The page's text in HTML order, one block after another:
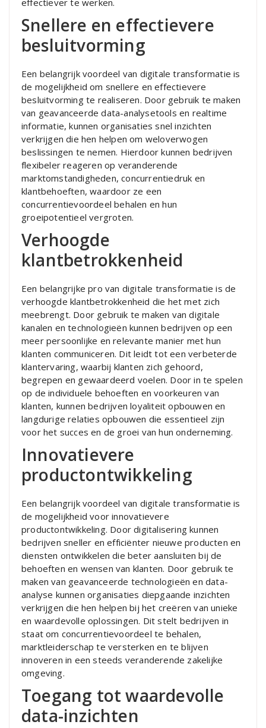
effectiever te werken.
Snellere en effectievere
besluitvorming
Een belangrijk voordeel van digitale transformatie is
de mogelijkheid om snellere en effectievere
besluitvorming te realiseren. Door gebruik te maken
van geavanceerde data-analysetools en realtime
informatie, kunnen organisaties snel inzichten
verkrijgen die hen helpen om weloverwogen
beslissingen te nemen. Hierdoor kunnen bedrijven
flexibeler reageren op veranderende
marktomstandigheden, concurrentiedruk en
klantbehoeften, waardoor ze een
concurrentievoordeel behalen en hun
groeipotentieel vergroten.
Verhoogde
klantbetrokkenheid
Een belangrijke pro van digitale transformatie is de
verhoogde klantbetrokkenheid die het met zich
meebrengt. Door gebruik te maken van digitale
kanalen en technologieën kunnen bedrijven op een
meer persoonlijke en relevante manier met hun
klanten communiceren. Dit leidt tot een verbeterde
klantervaring, waarbij klanten zich gehoord,
begrepen en gewaardeerd voelen. Door in te spelen
op de individuele behoeften en voorkeuren van
klanten, kunnen bedrijven loyaliteit opbouwen en
langdurige relaties opbouwen die essentieel zijn
voor het succes en de groei van hun onderneming.
Innovatievere
productontwikkeling
Een belangrijk voordeel van digitale transformatie is
de mogelijkheid voor innovatievere
productontwikkeling. Door digitalisering kunnen
bedrijven sneller en efficiënter nieuwe producten en
diensten ontwikkelen die beter aansluiten bij de
behoeften en wensen van klanten. Door gebruik te
maken van geavanceerde technologieën en data-
analyse kunnen organisaties diepgaande inzichten
verkrijgen die hen helpen bij het creëren van unieke
en waardevolle oplossingen. Dit stelt bedrijven in
staat om concurrentievoordeel te behalen,
marktleiderschap te versterken en te blijven
innoveren in een steeds veranderende zakelijke
omgeving.
Toegang tot waardevolle
data-inzichten